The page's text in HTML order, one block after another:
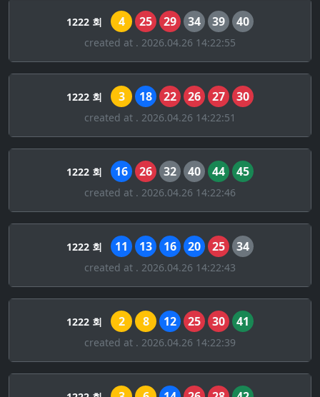
1222 회 4 25 29 34 39 40
created at . 2026.04.26 14:22:55
1222 회 3 18 22 26 27 30
created at . 2026.04.26 14:22:51
1222 회 16 26 32 40 44 45
created at . 2026.04.26 14:22:46
1222 회 11 13 16 20 25 34
created at . 2026.04.26 14:22:43
1222 회 2 8 12 25 30 41
created at . 2026.04.26 14:22:39